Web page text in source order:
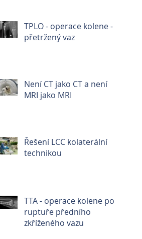
TPLO - operace kolene -
přetržený vaz
Není CT jako CT a není
MRI jako MRI
Řešení LCC kolaterální
technikou
TTA - operace kolene po
ruptuře předního
zkříženého vazu